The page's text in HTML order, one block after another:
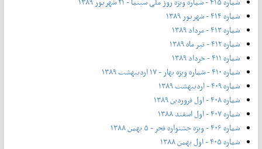
شماره ۴۱۴ - شهریور ۱۳۸۹
شماره ۴۱۳ - مرداد ۱۳۸۹
شماره ۴۱۲ - تیر ماه ۱۳۸۹
شماره ۴۱۱ - خرداد ۱۳۸۹
شماره ۴۱۰ - شماره ویژه بهار - ۱۷ اردیبهشت ۱۳۸۹
شماره ۴۰۹ - اردیبهشت ۱۳۸۹
شماره ۴۰۸ - اول فروردین ۱۳۸۹
شماره ۴۰۷ - اول اسفند ۱۳۸۸
شماره ۴۰۶ - ویژه جشنواره فجر - ۵ بهمن ۱۳۸۸
شماره ۴۰۵ - اول بهمن ۱۳۸۸